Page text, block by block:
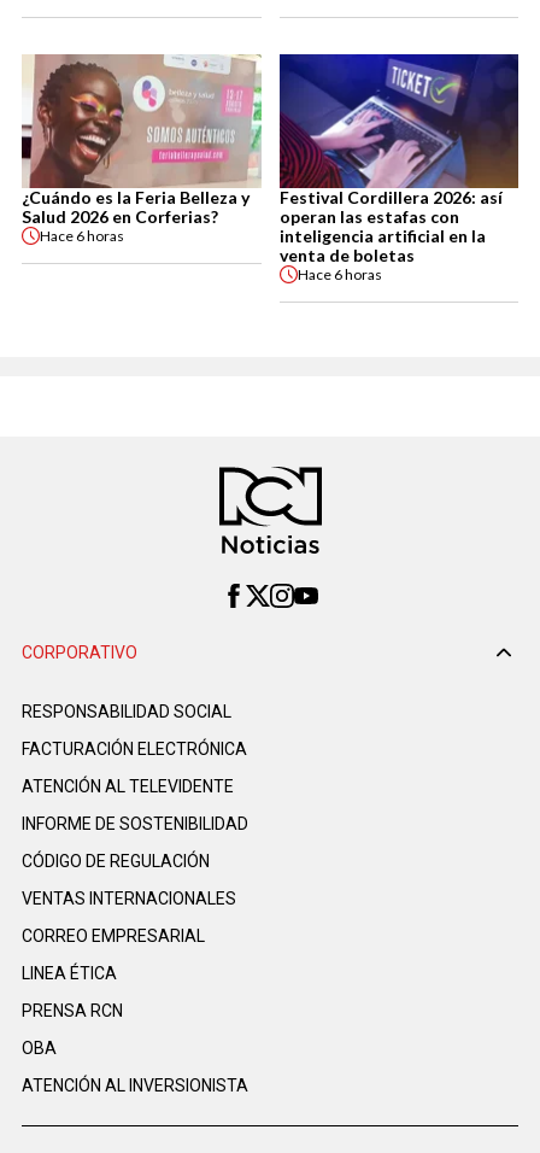
¿Cuándo es la Feria Belleza y
Salud 2026 en Corferias?
Hace 6 horas
Festival Cordillera 2026: así
operan las estafas con
inteligencia artificial en la
venta de boletas
Hace 6 horas
CORPORATIVO
RESPONSABILIDAD SOCIAL
FACTURACIÓN ELECTRÓNICA
ATENCIÓN AL TELEVIDENTE
INFORME DE SOSTENIBILIDAD
CÓDIGO DE REGULACIÓN
VENTAS INTERNACIONALES
CORREO EMPRESARIAL
LINEA ÉTICA
PRENSA RCN
OBA
ATENCIÓN AL INVERSIONISTA